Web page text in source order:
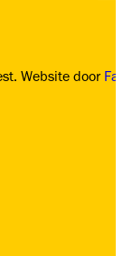
Website door